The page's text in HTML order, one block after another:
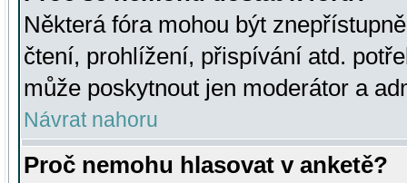
Některá fóra mohou být
čtení, prohlížení, přispívání atd.
může poskytnout jen moderátor a
Návrat nahoru
Proč nemohu hlasovat v anketě?